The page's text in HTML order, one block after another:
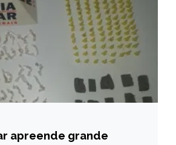
apreende grande